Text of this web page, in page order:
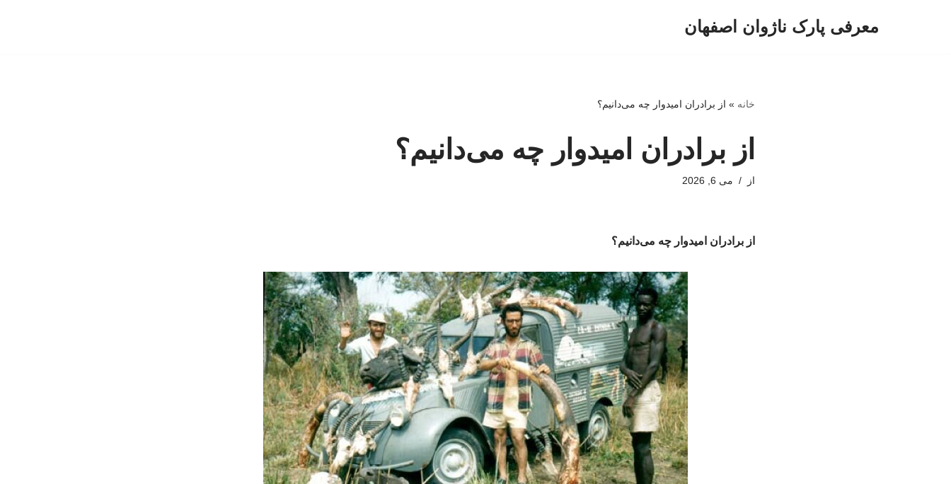
معرفی پارک ناژوان اصفهان
خانه » از برادران امیدوار چه می‌دانیم؟
از برادران امیدوار چه می‌دانیم؟
از می 6, 2026
از برادران امیدوار چه می‌دانیم؟